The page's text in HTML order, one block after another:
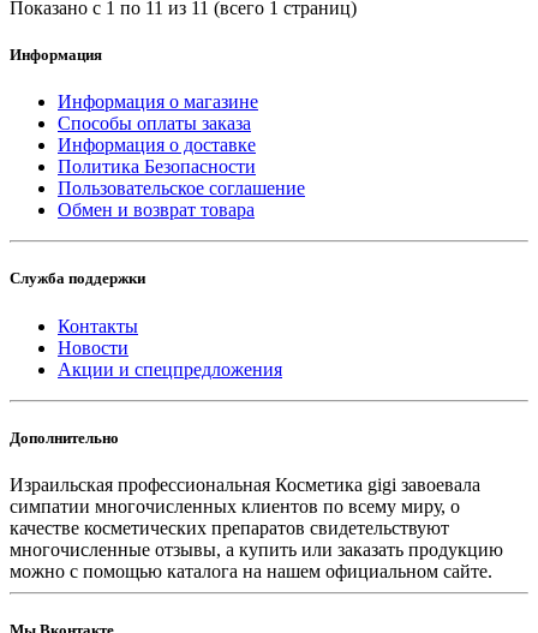
Показано с 1 по 11 из 11 (всего 1 страниц)
Информация
Информация о магазине
Способы оплаты заказа
Информация о доставке
Политика Безопасности
Пользовательское соглашение
Обмен и возврат товара
Служба поддержки
Контакты
Новости
Акции и спецпредложения
Дополнительно
Израильская профессиональная Косметика gigi завоевала
симпатии многочисленных клиентов по всему миру, о
качестве косметических препаратов свидетельствуют
многочисленные отзывы, а купить или заказать продукцию
можно с помощью каталога на нашем официальном сайте.